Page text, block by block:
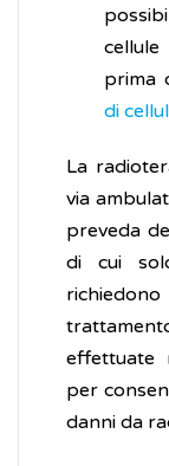
prima
di
La
via
preveda
di cui
effettuate
per
danni da